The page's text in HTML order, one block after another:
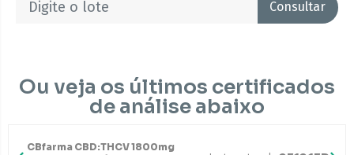
Consultar
Ou veja os últimos certificados
de análise abaixo
CBfarma CBD:THCV 1800mg